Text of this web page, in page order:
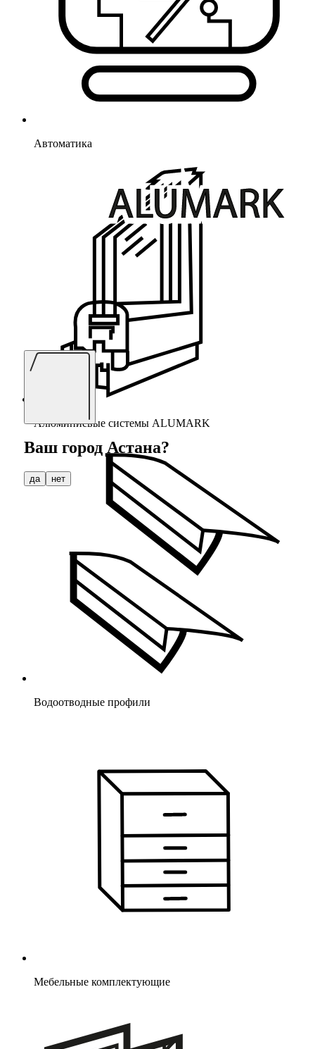
Автоматика
Алюминиевые системы ALUMARK
Водоотводные профили
Мебельные комплектующие
Ваш город Астана?
да нет